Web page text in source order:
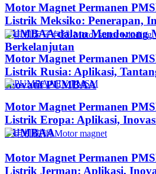
Motor Magnet Permanen
Listrik Meksiko: Penerapan,
PUMBAA dalam Mendorong
Berkelanjutan
Motor Magnet Permanen
Listrik Rusia: Aplikasi,
Inovatif PUMBAA
Motor Magnet Permanen
Listrik Eropa: Aplikasi,
PUMBAA
Motor Magnet Permanen
Listrik Jerman: Aplikasi,